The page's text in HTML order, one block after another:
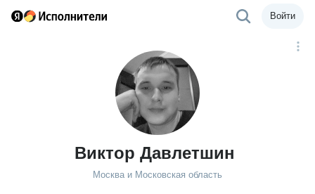
Войти
Виктор Давлетшин
Москва и Московская область